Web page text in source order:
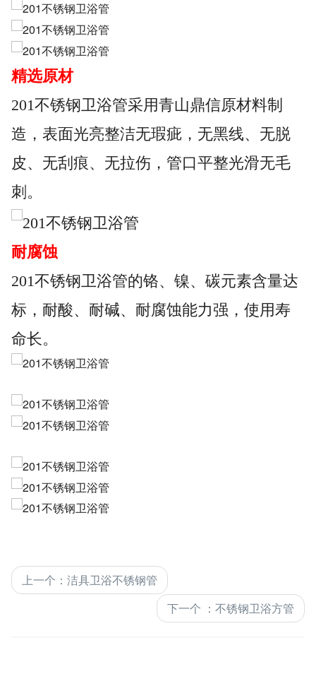
精选原材
201不锈钢卫浴管采用青山鼎信原材料制
造，表面光亮整洁无瑕疵，无黑线、无脱
皮、无刮痕、无拉伤，管口平整光滑无毛
刺。
耐腐蚀
201不锈钢卫浴管的铬、镍、碳元素含量达
标，耐酸、耐碱、耐腐蚀能力强，使用寿
命长。
上一个 ： 洁具卫浴不锈钢管
下一个 ： 不锈钢卫浴方管